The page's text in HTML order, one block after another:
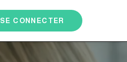
SE CONNECTER